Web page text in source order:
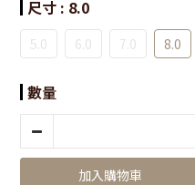
尺寸 : 8.0
5.0 6.0 7.0 8.0
數量
加入購物車